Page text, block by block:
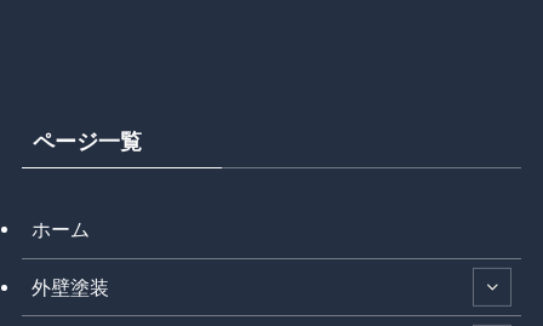
ページ一覧
ホーム
外壁塗装